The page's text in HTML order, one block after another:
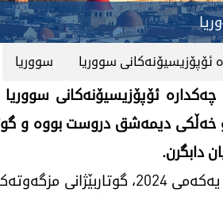
ئۆپۆزیسیۆنەکانی سووریا سووریا
ئۆپۆزیسیۆنەکانی سووریا
خەڵکی دیمەشق دروست بووە و
دابگرن.
ئەمڕۆ هەینی 6ـی کانوونی یەکەمی